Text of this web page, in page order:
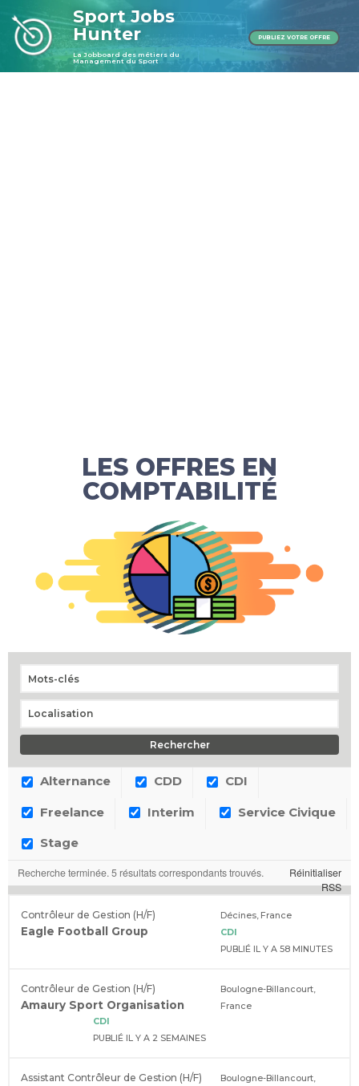
Sport Jobs
Hunter
La Jobboard des métiers du
Management du Sport
PUBLIEZ VOTRE OFFRE
LES OFFRES EN
COMPTABILITÉ
Alternance CDD CDI
Freelance Interim Service Civique
Stage
Recherche terminée. 5 résultats correspondants trouvés.
Réinitialiser
RSS
Contrôleur de Gestion (H/F)
Eagle Football Group
Décines, France
CDI
PUBLIÉ IL Y A 58 MINUTES
Contrôleur de Gestion (H/F)
Amaury Sport Organisation
Boulogne-Billancourt,
France
CDI
PUBLIÉ IL Y A 2 SEMAINES
Assistant Contrôleur de Gestion (H/F)
Boulogne-Billancourt,